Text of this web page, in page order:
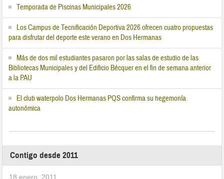
Temporada de Piscinas Municipales 2026
Los Campus de Tecnificación Deportiva 2026 ofrecen cuatro propuestas
para disfrutar del deporte este verano en Dos Hermanas
Más de dos mil estudiantes pasaron por las salas de estudio de las
Bibliotecas Municipales y del Edificio Bécquer en el fin de semana anterior
a la PAU
El club waterpolo Dos Hermanas PQS confirma su hegemonía
autonómica
Contigo desde 2011
18 enero, 2011